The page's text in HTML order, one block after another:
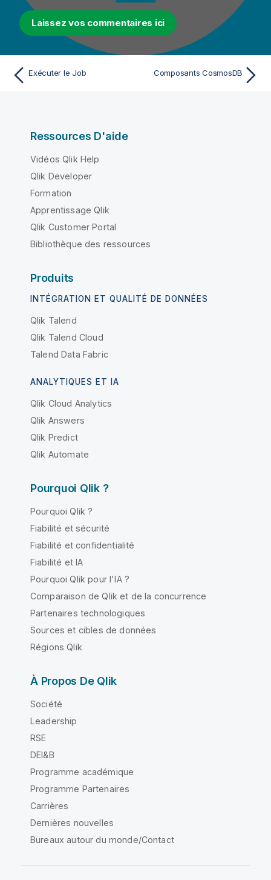
Laissez vos commentaires ici
Exécuter le Job Composants CosmosDB
Ressources D'aide
Vidéos Qlik Help
Qlik Developer
Formation
Apprentissage Qlik
Qlik Customer Portal
Bibliothèque des ressources
Produits
INTÉGRATION ET QUALITÉ DE DONNÉES
Qlik Talend
Qlik Talend Cloud
Talend Data Fabric
ANALYTIQUES ET IA
Qlik Cloud Analytics
Qlik Answers
Qlik Predict
Qlik Automate
Pourquoi Qlik ?
Pourquoi Qlik ?
Fiabilité et sécurité
Fiabilité et confidentialité
Fiabilité et IA
Pourquoi Qlik pour l'IA ?
Comparaison de Qlik et de la concurrence
Partenaires technologiques
Sources et cibles de données
Régions Qlik
À Propos De Qlik
Société
Leadership
RSE
DEI&B
Programme académique
Programme Partenaires
Carrières
Dernières nouvelles
Bureaux autour du monde/Contact